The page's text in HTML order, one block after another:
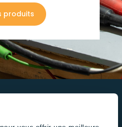
produits
de haute